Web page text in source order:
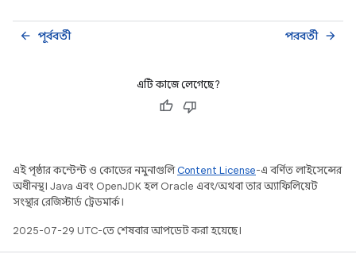
পূর্ববর্তী
arrow_back পরবর্তী arrow_forward
এটি কাজে লেগেছে?
এই পৃষ্ঠার কন্টেন্ট ও কোডের নমুনাগুলিContent License-এ বর্ণিত লাইসেন্সের
অধীনস্থ। Java এবং OpenJDK হল Oracle এবং/অথবা তার অ্যাফিলিয়েট
সংস্থার রেজিস্টার্ড ট্রেডমার্ক।
2025-07-29 UTC-তে শেষবার আপডেট করা হয়েছে।